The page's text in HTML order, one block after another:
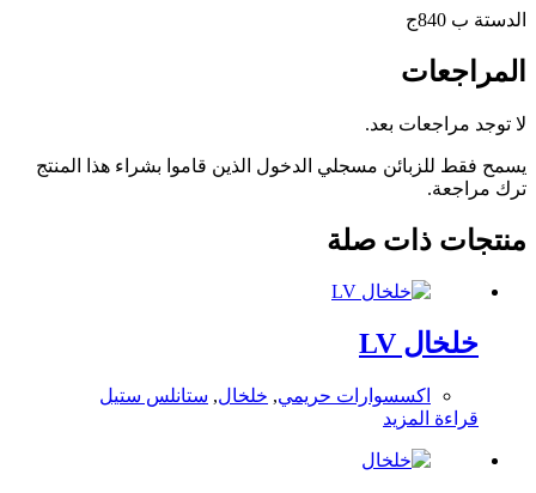
الدستة ب 840ج
المراجعات
لا توجد مراجعات بعد.
يسمح فقط للزبائن مسجلي الدخول الذين قاموا بشراء هذا المنتج
ترك مراجعة.
منتجات ذات صلة
خلخال LV
اكسسوارات حريمي, خلخال, ستانلس ستيل
قراءة المزيد